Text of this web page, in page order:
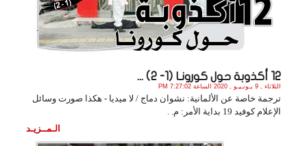
12 أكذوبة حول كورونـا (1- 2) ...
الثلاثاء , 9 يـونـيـو , 2020 الساعة 7:27:02 PM
ترجمة خاصة عن الألمانية: نشوان دماج / لا ميديا - هكذا صورت وسائل
الإعلام كوفيد 19 بداية الأمر: م. .
الـمــزيـد